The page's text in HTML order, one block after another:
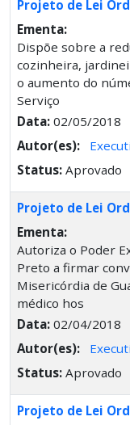
Projeto de Lei
Ementa:
Dispõe sobre a
cozinheira,
o aumento do
Serviço
Data: 02/05/2018
Autor(es):
Status: Aprovado
Projeto de Lei
Ementa:
Autoriza o Poder
Preto a firmar
Misericórdia de
médico hos
Data: 02/04/2018
Autor(es):
Status: Aprovado
Projeto de Lei